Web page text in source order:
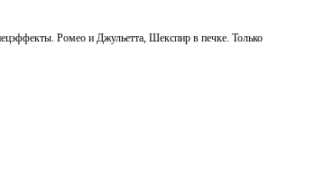
Ромео и Джульетта, Шекспир в печке. Только